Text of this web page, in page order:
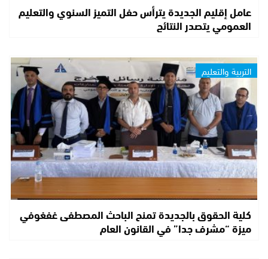
عامل إقليم الجديدة يترأس حفل التميز السنوي والتعليم
العمومي يتصدر النتائج
التربية والتعليم
كلية الحقوق بالجديدة تمنح الباحث المصطفى غفغوفي
ميزة “مشرف جدا” في القانون العام